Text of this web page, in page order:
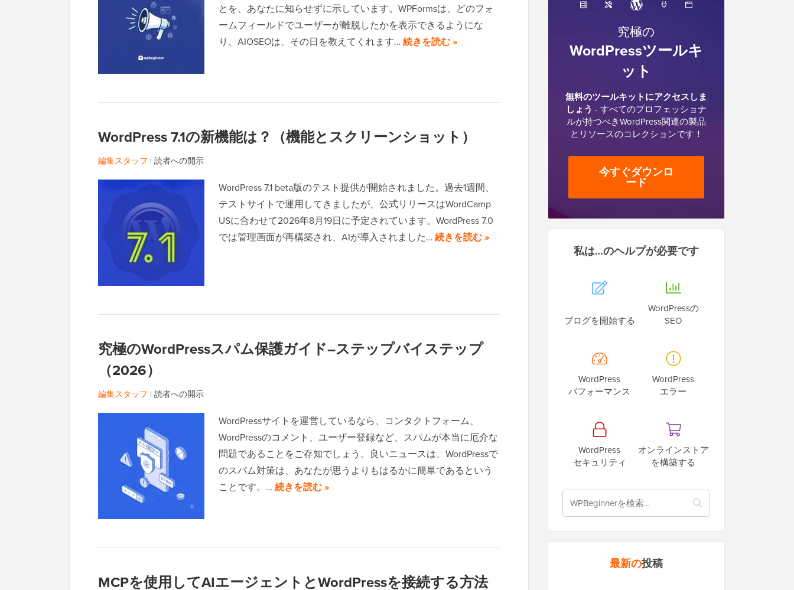
とを、あなたに知らせずに示しています。WPFormsは、どのフォ
ームフィールドでユーザーが離脱したかを表示できるようにな
り、AIOSEOは、その日を教えてくれます… 続きを読む »
WordPress 7.1の新機能は？（機能とスクリーンショット）
編集スタッフ | 読者への開示
WordPress 7.1 beta版のテスト提供が開始されました。過去1週間、
テストサイトで運用してきましたが、公式リリースはWordCamp
USに合わせて2026年8月19日に予定されています。WordPress 7.0
では管理画面が再構築され、AIが導入されました… 続きを読む »
究極のWordPressスパム保護ガイド–ステップバイステップ
（2026）
編集スタッフ | 読者への開示
WordPressサイトを運営しているなら、コンタクトフォーム、
WordPressのコメント、ユーザー登録など、スパムが本当に厄介な
問題であることをご存知でしょう。良いニュースは、WordPressで
のスパム対策は、あなたが思うよりもはるかに簡単であるという
ことです。… 続きを読む »
MCPを使用してAIエージェントとWordPressを接続する方法
究極の
WordPressツールキ
ット
無料のツールキットにアクセスしま
しょう - すべてのプロフェッショナ
ルが持つべきWordPress関連の製品
とリソースのコレクションです！
今すぐダウンロ
ード
私は…のヘルプが必要です
ブログを開始する
WordPressの
SEO
WordPress
パフォーマンス
WordPress
エラー
WordPress
セキュリティ
オンラインストア
を構築する
最新の投稿